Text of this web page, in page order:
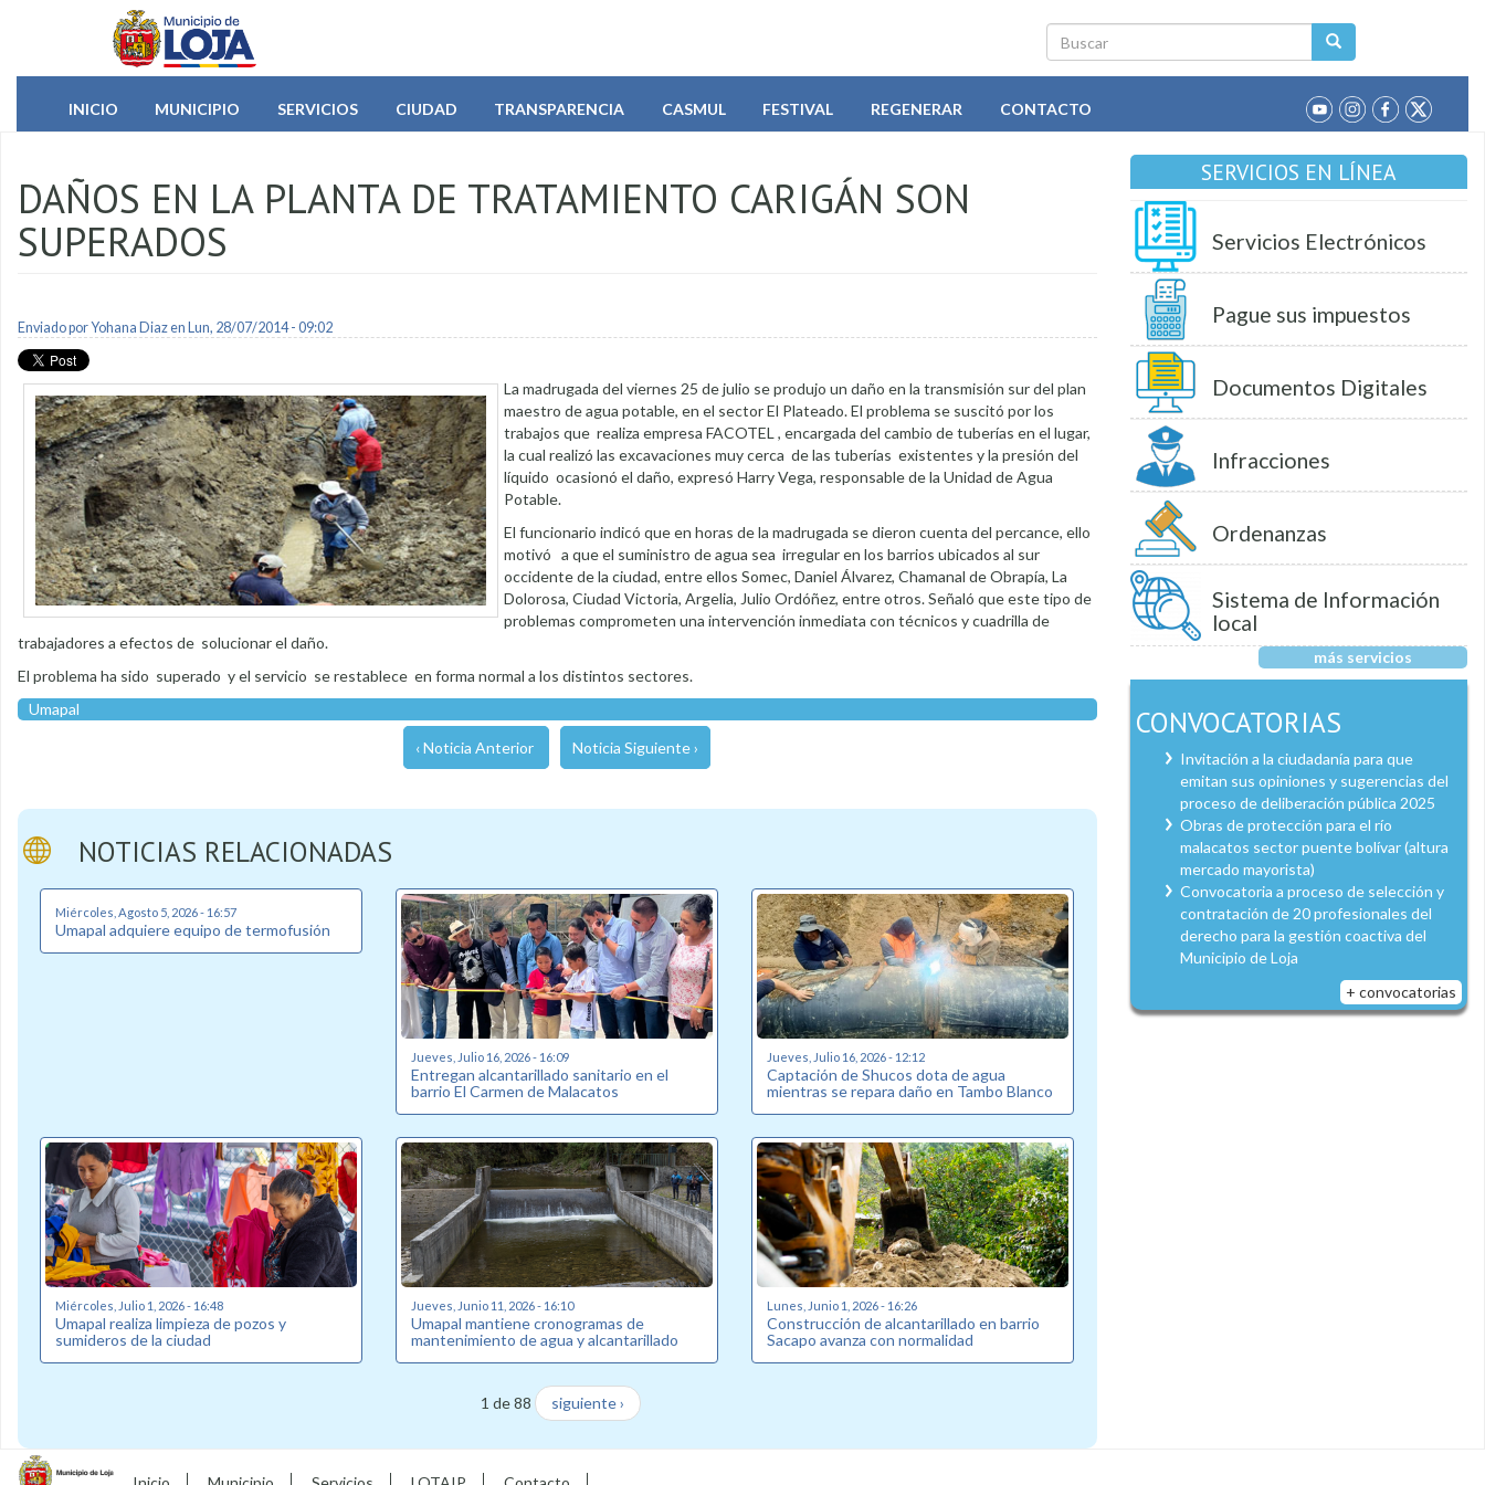
Pasar al contenido principal
Buscar
INICIO
MUNICIPIO SERVICIOS CIUDAD TRANSPARENCIA CASMUL FESTIVAL REGENERAR CONTACTO
DAÑOS EN LA PLANTA DE TRATAMIENTO CARIGÁN SON
SUPERADOS
Enviado porYohana Diazen Lun, 28/07/2014 - 09:02
La madrugada del viernes 25 de julio se produjo un daño en la transmisión sur del plan
maestro de agua potable, en el sector El Plateado. El problema se suscitó por los
trabajos que realiza empresa FACOTEL , encargada del cambio de tuberías en el lugar,
la cual realizó las excavaciones muy cerca de las tuberías existentes y la presión del
líquido ocasionó el daño, expresó Harry Vega, responsable de la Unidad de Agua
Potable.
El funcionario indicó que en horas de la madrugada se dieron cuenta del percance, ello
motivó a que el suministro de agua sea irregular en los barrios ubicados al sur
occidente de la ciudad, entre ellos Somec, Daniel Álvarez, Chamanal de Obrapía, La
Dolorosa, Ciudad Victoria, Argelia, Julio Ordóñez, entre otros. Señaló que este tipo de
problemas comprometen una intervención inmediata con técnicos y cuadrilla de
trabajadores a efectos de solucionar el daño.
El problema ha sido superado y el servicio se restablece en forma normal a los distintos sectores.
Umapal
‹ Noticia Anterior Noticia Siguiente ›
NOTICIAS RELACIONADAS
Miércoles, Agosto 5, 2026 - 16:57
Umapal adquiere equipo de termofusión
Jueves, Julio 16, 2026 - 16:09
Entregan alcantarillado sanitario en el
barrio El Carmen de Malacatos
Jueves, Julio 16, 2026 - 12:12
Captación de Shucos dota de agua
mientras se repara daño en Tambo Blanco
Miércoles, Julio 1, 2026 - 16:48
Umapal realiza limpieza de pozos y
sumideros de la ciudad
Jueves, Junio 11, 2026 - 16:10
Umapal mantiene cronogramas de
mantenimiento de agua y alcantarillado
Lunes, Junio 1, 2026 - 16:26
Construcción de alcantarillado en barrio
Sacapo avanza con normalidad
1 de 88 siguiente ›
SERVICIOS EN LÍNEA
Servicios Electrónicos
Pague sus impuestos
Documentos Digitales
Infracciones
Ordenanzas
Sistema de Información
local
más servicios
CONVOCATORIAS
Invitación a la ciudadanía para que
emitan sus opiniones y sugerencias del
proceso de deliberación pública 2025
Obras de protección para el río
malacatos sector puente bolívar (altura
mercado mayorista)
Convocatoria a proceso de selección y
contratación de 20 profesionales del
derecho para la gestión coactiva del
Municipio de Loja
+ convocatorias